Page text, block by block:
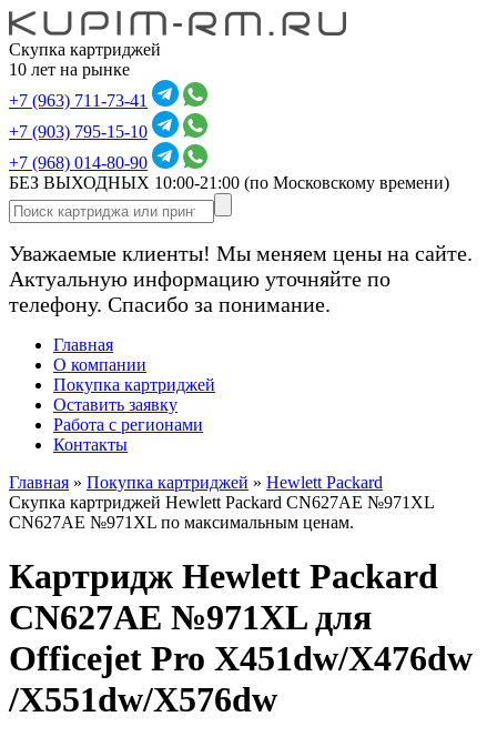
Скупка картриджей
10 лет на рынке
+7 (963) 711-73-41
+7 (903) 795-15-10
+7 (968) 014-80-90
БЕЗ ВЫХОДНЫХ 10:00-21:00 (по Московскому времени)
Уважаемые клиенты! Мы меняем цены на сайте.
Актуальную информацию уточняйте по
телефону. Спасибо за понимание.
Главная
О компании
Покупка картриджей
Оставить заявку
Работа с регионами
Контакты
Главная » Покупка картриджей » Hewlett Packard
Скупка картриджей Hewlett Packard CN627AE №971XL
CN627AE №971XL по максимальным ценам.
Картридж Hewlett Packard
CN627AE №971XL для
Officejet Pro X451dw/X476dw
/X551dw/X576dw